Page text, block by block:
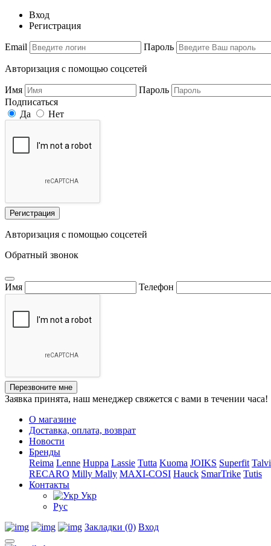
Вход
Регистрация
Email Пароль
Авторизация с помощью соцсетей
Имя Пароль
Подписаться
Да
Нет
Регистрация
Авторизация с помощью соцсетей
Обратный звонок
Имя Телефон
Перезвоните мне
Заявка принята, наш менеджер свяжется с вами в течении часа!
О магазине
Доставка, оплата, возврат
Новости
Бренды
Reima Lenne Huppa Lassie Tutta Kuoma JOIKS Superfit Talvi
RECARO Milly Mally MAXI-COSI Hauck SmarTrike Tutis
Контакты
Укр
Рус
Закладки (0) Вход